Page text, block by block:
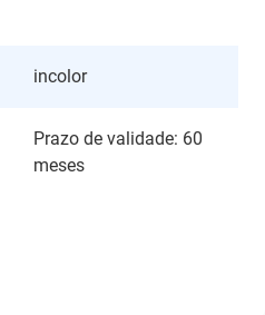
incolor
Prazo de validade: 60
meses